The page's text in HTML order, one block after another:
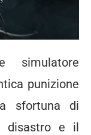
simulatore
punizione
sfortuna di
disastro e il